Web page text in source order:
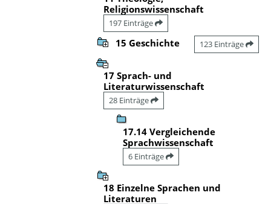
Religionswissenschaft
197 Einträge
15 Geschichte 123 Einträge
17 Sprach- und
Literaturwissenschaft
28 Einträge
17.14 Vergleichende
Sprachwissenschaft
6 Einträge
18 Einzelne Sprachen und
Literaturen